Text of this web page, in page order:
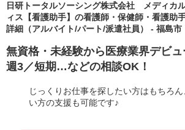
日研トータルソーシング株式会社 メディカ
ィス【看護助手】の看護師・保健師・看護助
詳細（アルバイト/パート/派遣社員） - 福島市
無資格・未経験から医療業界デビ
週3／短期…などの相談OK！
じっくりお仕事を探したい方はもちろ
い方の支援も可能です♪